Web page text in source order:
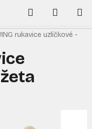
Hľadať
KOŠÍK
rukavice uzlíčkové -